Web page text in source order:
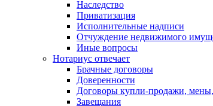
Наследство
Приватизация
Исполнительные надписи
Отчуждение недвижимого
Иные вопросы
Нотариус отвечает
Брачные договоры
Доверенности
Договоры купли-продажи,
Завещания